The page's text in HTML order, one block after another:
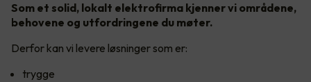
Som et solid, lokalt elektrofirma kjenner vi områdene,
behovene og utfordringene du møter.
Derfor kan vi levere løsninger som er:
trygge